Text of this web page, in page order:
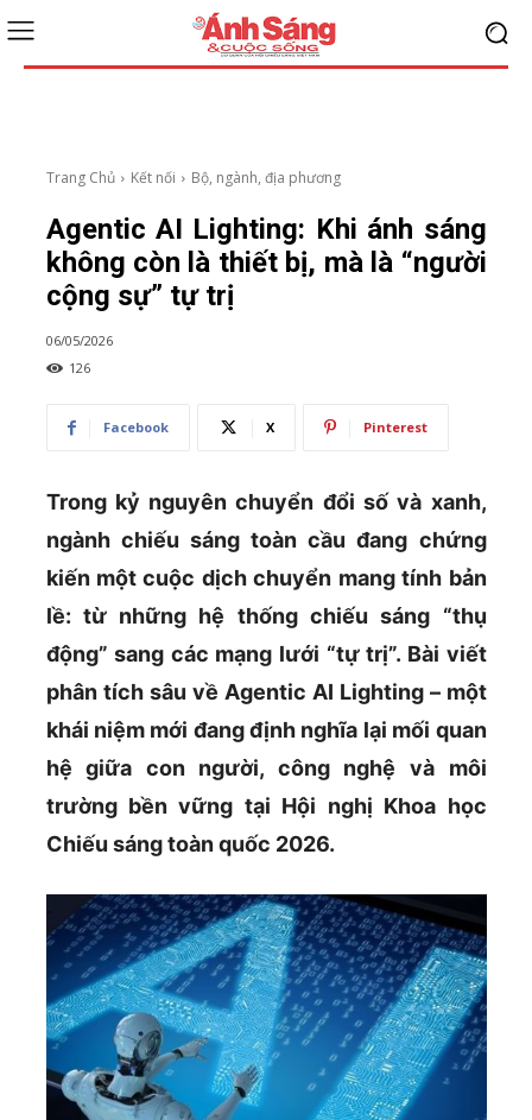
Trang Chủ Kết nối Bộ, ngành, địa phương
Agentic AI Lighting: Khi ánh sáng
không còn là thiết bị, mà là “người
cộng sự” tự trị
06/05/2026
126
Facebook X Pinterest
Trong kỷ nguyên chuyển đổi số và xanh,
ngành chiếu sáng toàn cầu đang chứng
kiến một cuộc dịch chuyển mang tính bản
lề: từ những hệ thống chiếu sáng “thụ
động” sang các mạng lưới “tự trị”. Bài viết
phân tích sâu về Agentic AI Lighting – một
khái niệm mới đang định nghĩa lại mối quan
hệ giữa con người, công nghệ và môi
trường bền vững tại Hội nghị Khoa học
Chiếu sáng toàn quốc 2026.